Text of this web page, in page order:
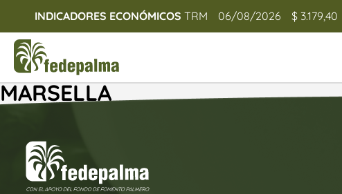
INDICADORES ECONÓMICOS TRM 06/08/2026 $ 3.179,40
MARSELLA